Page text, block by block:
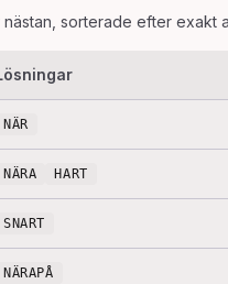
nästan , sorterade efter exakt
NÄR
NÄRA HART
SNART
NÄRAPÅ